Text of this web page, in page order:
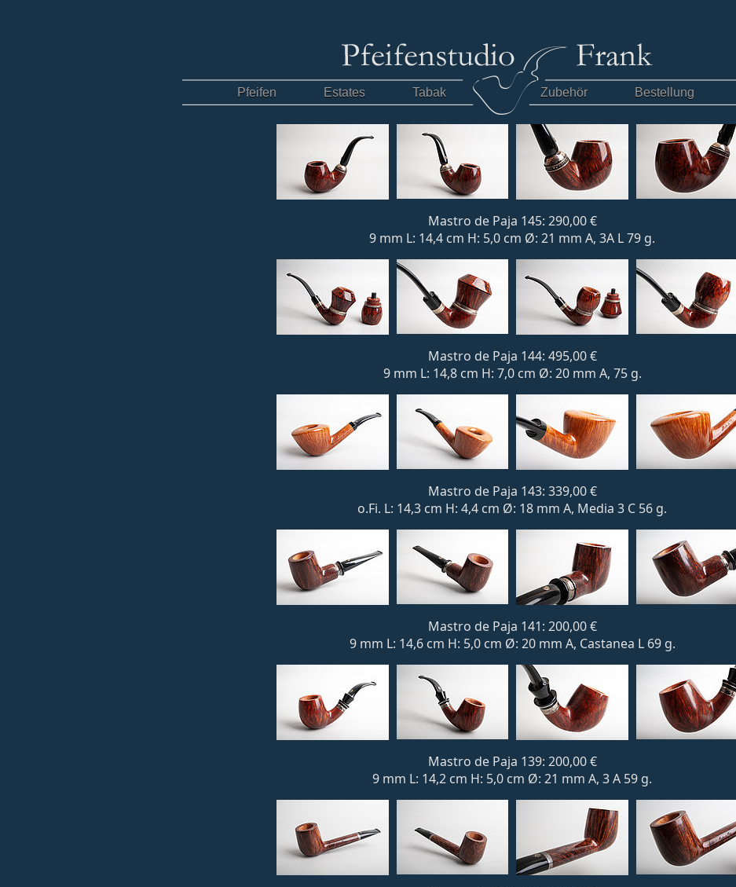
Pfeifen Estates Tabak Zubehör Bestellung
Mastro de Paja 145: 290,00 €
9 mm L: 14,4 cm H: 5,0 cm Ø: 21 mm A, 3A L 79 g.
Mastro de Paja 144: 495,00 €
9 mm L: 14,8 cm H: 7,0 cm Ø: 20 mm A, 75 g.
Mastro de Paja 143: 339,00 €
o.Fi. L: 14,3 cm H: 4,4 cm Ø: 18 mm A, Media 3 C 56 g.
Mastro de Paja 141: 200,00 €
9 mm L: 14,6 cm H: 5,0 cm Ø: 20 mm A, Castanea L 69 g.
Mastro de Paja 139: 200,00 €
9 mm L: 14,2 cm H: 5,0 cm Ø: 21 mm A, 3 A 59 g.